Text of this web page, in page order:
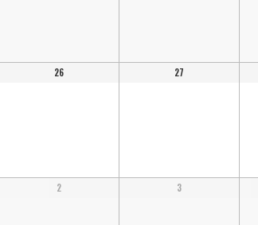
26 27
2 3